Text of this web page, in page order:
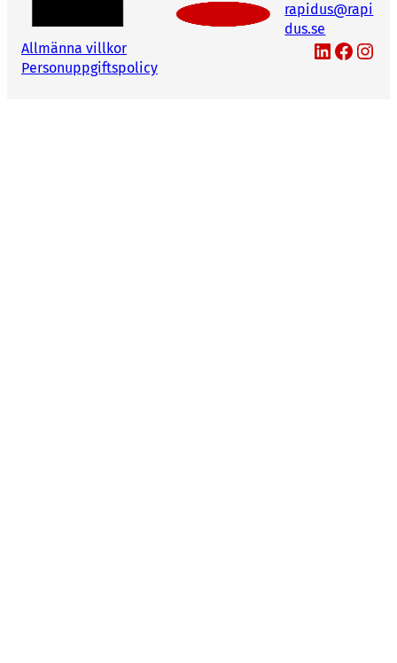
Ola Nilsson
rapidus@rapi
dus.se
Allmänna villkor
Personuppgiftspolicy
LinkedIn Facebook Instagram